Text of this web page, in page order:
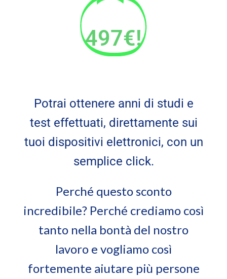
497€!
Potrai ottenere anni di studi e
test effettuati, direttamente sui
tuoi dispositivi elettronici, con un
semplice click.
Perché questo sconto
incredibile? Perché crediamo così
tanto nella bontà del nostro
lavoro e vogliamo così
fortemente aiutare più persone